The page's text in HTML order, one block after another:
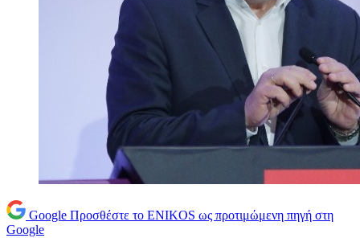
Google Προσθέστε το ENIKOS ως προτιμώμενη πηγή στη
Google